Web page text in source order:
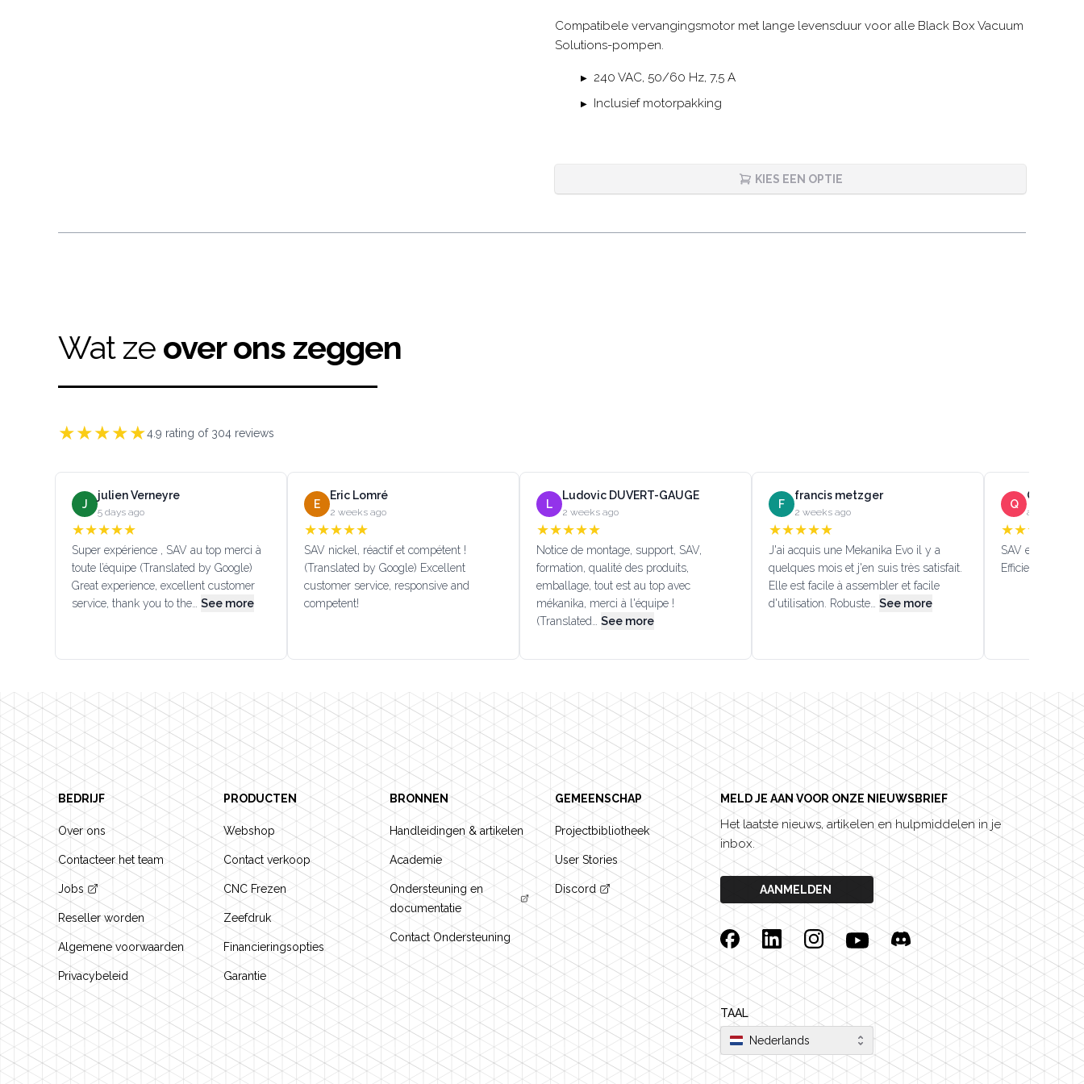
Description
Compatibele vervangingsmotor met lange levensduur voor alle Black Box Vacuum
Solutions-pompen.
240 VAC, 50/60 Hz, 7,5 A
Inclusief motorpakking
KIES EEN OPTIE
Wat ze over ons zeggen
★★★★★4.9 rating of 304 reviews
J
julien Verneyre
5 days ago
★★★★★
Super expérience , SAV au top merci à
toute l’équipe (Translated by Google)
Great experience, excellent customer
service, thank you to the…
See more
E
Eric Lomré
2 weeks ago
★★★★★
SAV nickel, réactif et compétent !
(Translated by Google) Excellent
customer service, responsive and
competent!
L
Ludovic DUVERT-GAUGE
2 weeks ago
★★★★★
Notice de montage, support, SAV,
formation, qualité des produits,
emballage, tout est au top avec
mékanika, merci à l'équipe !
(Translated…
See more
F
francis metzger
2 weeks ago
★★★★★
J'ai acquis une Mekanika Evo il y a
quelques mois et j'en suis très satisfait.
Elle est facile à assembler et facile
d'utilisation. Robuste…
See more
Q
Quentin
a month ago
★★★
SAV efficace!!!
Efficient
Footer
BEDRIJF
Over ons
Contacteer het team
Jobs
Reseller worden
Algemene voorwaarden
Privacybeleid
PRODUCTEN
Webshop
Contact verkoop
CNC Frezen
Zeefdruk
Financieringsopties
Garantie
BRONNEN
Handleidingen & artikelen
Academie
Ondersteuning en
documentatie
Contact Ondersteuning
GEMEENSCHAP
Projectbibliotheek
User Stories
Discord
MELD JE AAN VOOR ONZE NIEUWSBRIEF
Het laatste nieuws, artikelen en hulpmiddelen in je
inbox.
AANMELDEN
FacebookLinkedinInstagramYouTubeDiscord
TAAL
Nederlands